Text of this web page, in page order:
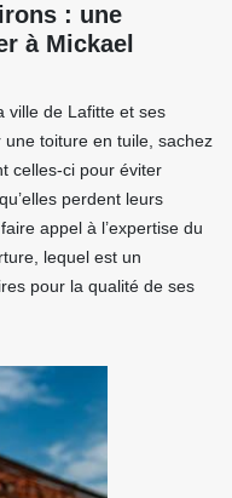
: une
à Mickael
ville de Lafitte et ses
toiture en tuile, sachez
celles-ci pour éviter
perdent leurs
appel à l’expertise du
lequel est un
pour la qualité de ses